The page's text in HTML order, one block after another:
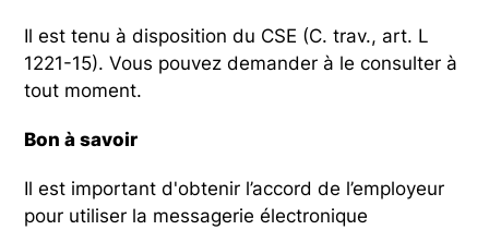
Il est tenu à disposition du CSE (C. trav., art. L
1221-15). Vous pouvez demander à le consulter à
tout moment.
Bon à savoir
Il est important d'obtenir l’accord de l’employeur
pour utiliser la messagerie électronique